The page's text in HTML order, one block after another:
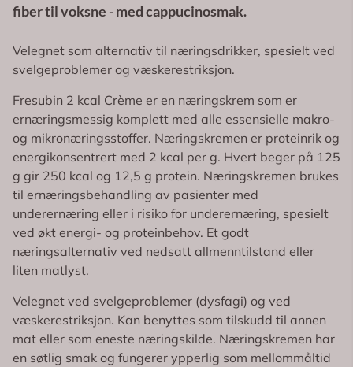
fiber til voksne - med cappucinosmak.
Velegnet som alternativ til næringsdrikker, spesielt ved
svelgeproblemer og væskerestriksjon.
Fresubin 2 kcal Crème er en næringskrem som er
ernæringsmessig komplett med alle essensielle makro-
og mikronæringsstoffer. Næringskremen er proteinrik og
energikonsentrert med 2 kcal per g. Hvert beger på 125
g gir 250 kcal og 12,5 g protein. Næringskremen brukes
til ernæringsbehandling av pasienter med
underernæring eller i risiko for underernæring, spesielt
ved økt energi- og proteinbehov. Et godt
næringsalternativ ved nedsatt allmenntilstand eller
liten matlyst.
Velegnet ved svelgeproblemer (dysfagi) og ved
væskerestriksjon. Kan benyttes som tilskudd til annen
mat eller som eneste næringskilde. Næringskremen har
en søtlig smak og fungerer ypperlig som mellommåltid